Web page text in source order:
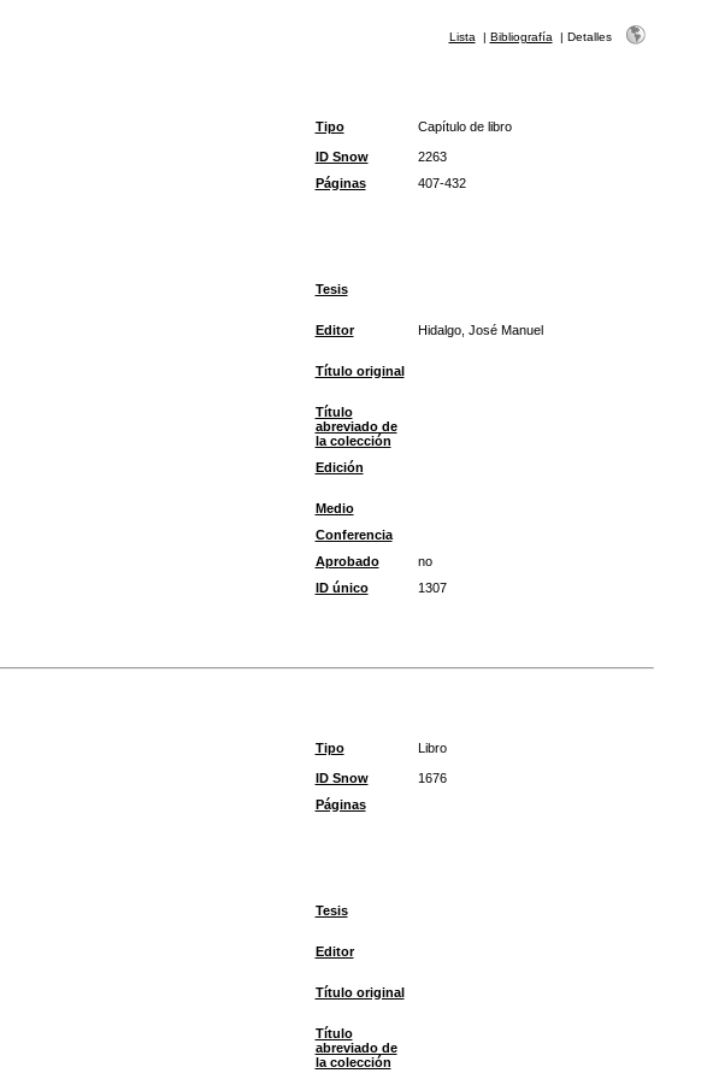
Lista | Bibliografía | Detalles
Tipo Capítulo de libro
ID Snow
2263
Páginas
407-432
Tesis
Editor Hidalgo, José Manuel
Título original
Título
abreviado de
la colección
Edición
Medio
Conferencia
Aprobado
no
ID único
1307
Tipo Libro
ID Snow
1676
Páginas
Tesis
Editor
Título original
Título
abreviado de
la colección